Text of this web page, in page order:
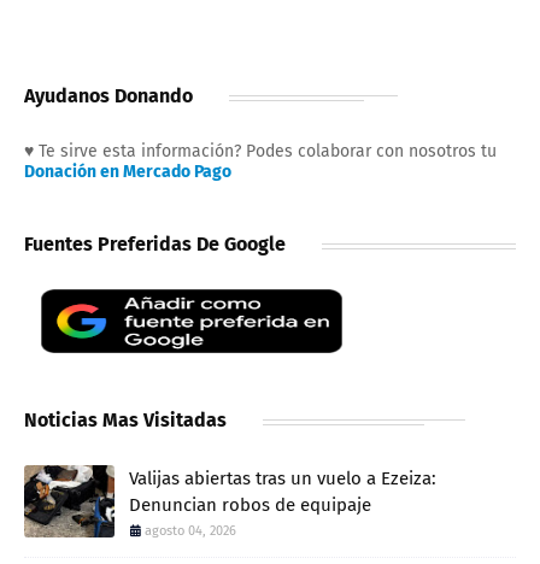
Ayudanos Donando
♥ Te sirve esta información? Podes colaborar con nosotros tu
Donación en Mercado Pago
Fuentes Preferidas De Google
Noticias Mas Visitadas
Valijas abiertas tras un vuelo a Ezeiza:
Denuncian robos de equipaje
agosto 04, 2026